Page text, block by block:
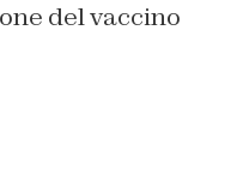
del vaccino